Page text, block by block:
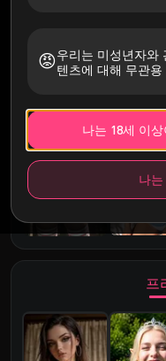
😡우리는 미성년자와
텐츠에 대해 무관
나는 18세 이
나
모두 흰 피부
프